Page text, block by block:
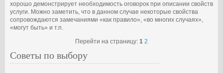
хорошо демонстрирует необходимость оговорок при описании свойств
услуги. Можно заметить, что в данном случае некоторые свойства
сопровождаются замечаниями «как правило», «во многих случаях»,
«могут быть» и т.п.
Перейти на страницу: 1 2
Советы по выбору